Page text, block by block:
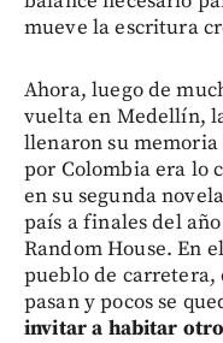
mueve la escritura
Ahora, luego de
vuelta en Medellín,
llenaron su
por Colombia era lo
en su segunda
país a finales del
Random House. En
pueblo de carretera,
pasan y pocos se
invitar a habitar